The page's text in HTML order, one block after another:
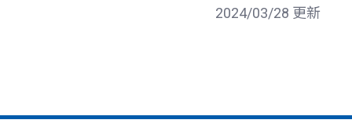
2024/03/28 更新